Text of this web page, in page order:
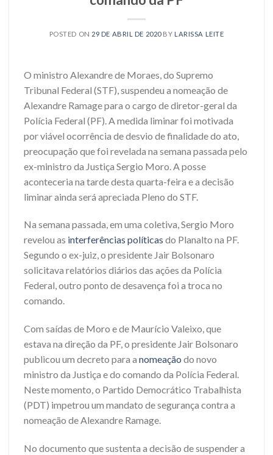
POSTED ON 29 DE ABRIL DE 2020BY LARISSA LEITE
O ministro Alexandre de Moraes, do Supremo
Tribunal Federal (STF), suspendeu a nomeação de
Alexandre Ramage para o cargo de diretor-geral da
Polícia Federal (PF). A medida liminar foi motivada
por viável ocorrência de desvio de finalidade do ato,
preocupação que foi revelada na semana passada pelo
ex-ministro da Justiça Sergio Moro. A posse
aconteceria na tarde desta quarta-feira e a decisão
liminar ainda será apreciada Pleno do STF.
Na semana passada, em uma coletiva, Sergio Moro
revelou as interferências políticas do Planalto na PF.
Segundo o ex-juiz, o presidente Jair Bolsonaro
solicitava relatórios diários das ações da Polícia
Federal, outro ponto de desavença foi a troca no
comando.
Com saídas de Moro e de Maurício Valeixo, que
estava na direção da PF, o presidente Jair Bolsonaro
publicou um decreto para a nomeação do novo
ministro da Justiça e do comando da Polícia Federal.
Neste momento, o Partido Democrático Trabalhista
(PDT) impetrou um mandato de segurança contra a
nomeação de Alexandre Ramage.
No documento que sustenta a decisão de suspender a